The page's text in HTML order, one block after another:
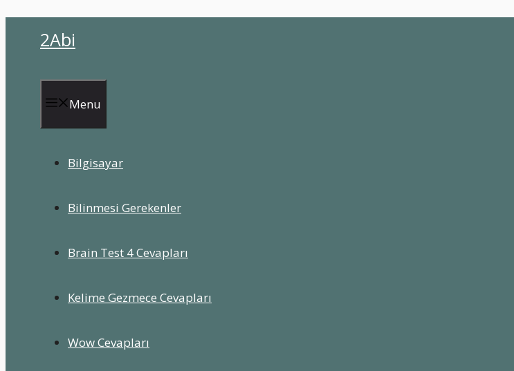
2Abi
Menu
Bilgisayar
Bilinmesi Gerekenler
Brain Test 4 Cevapları
Kelime Gezmece Cevapları
Wow Cevapları